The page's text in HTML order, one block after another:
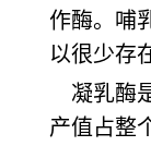
作酶。哺
以很少存
凝乳酶
产值占整